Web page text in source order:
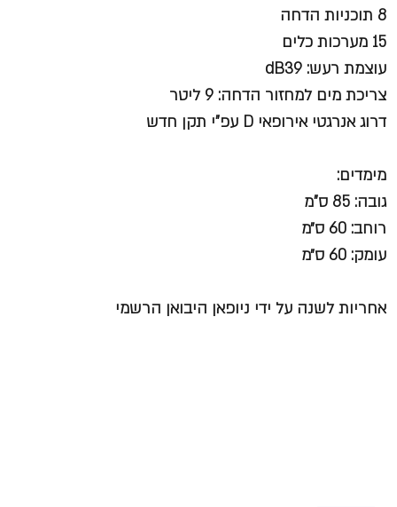
8 תוכניות הדחה
15 מערכות כלים
עוצמת רעש: dB39
צריכת מים למחזור הדחה: 9 ליטר
דרוג אנרגטי אירופאי D עפ"י תקן חדש
מימדים:
גובה: 85 ס"מ
רוחב: 60 ס״מ
עומק: 60 ס״מ
אחריות לשנה על ידי ניופאן היבואן הרשמי